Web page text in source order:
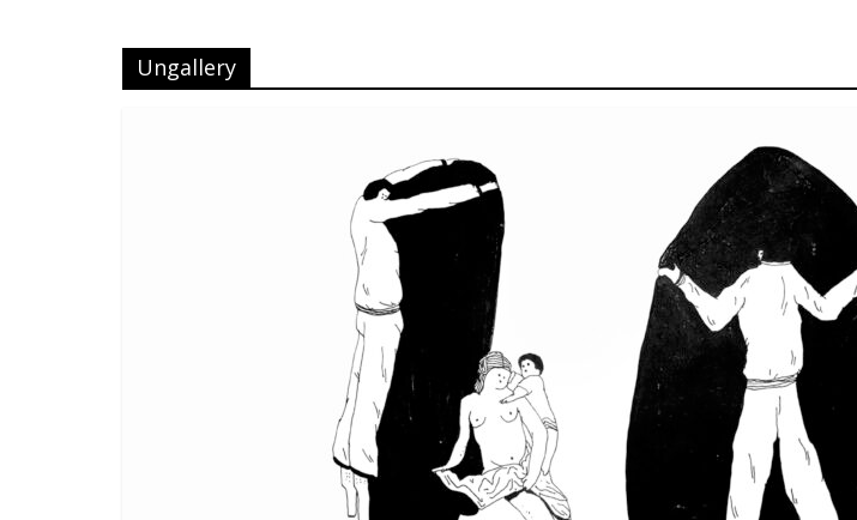
Ungallery